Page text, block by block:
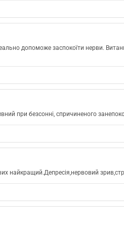
допоможе заспокоїти нерви.
при безсонні, спричиненого
найкращий.Депресія,нервовий